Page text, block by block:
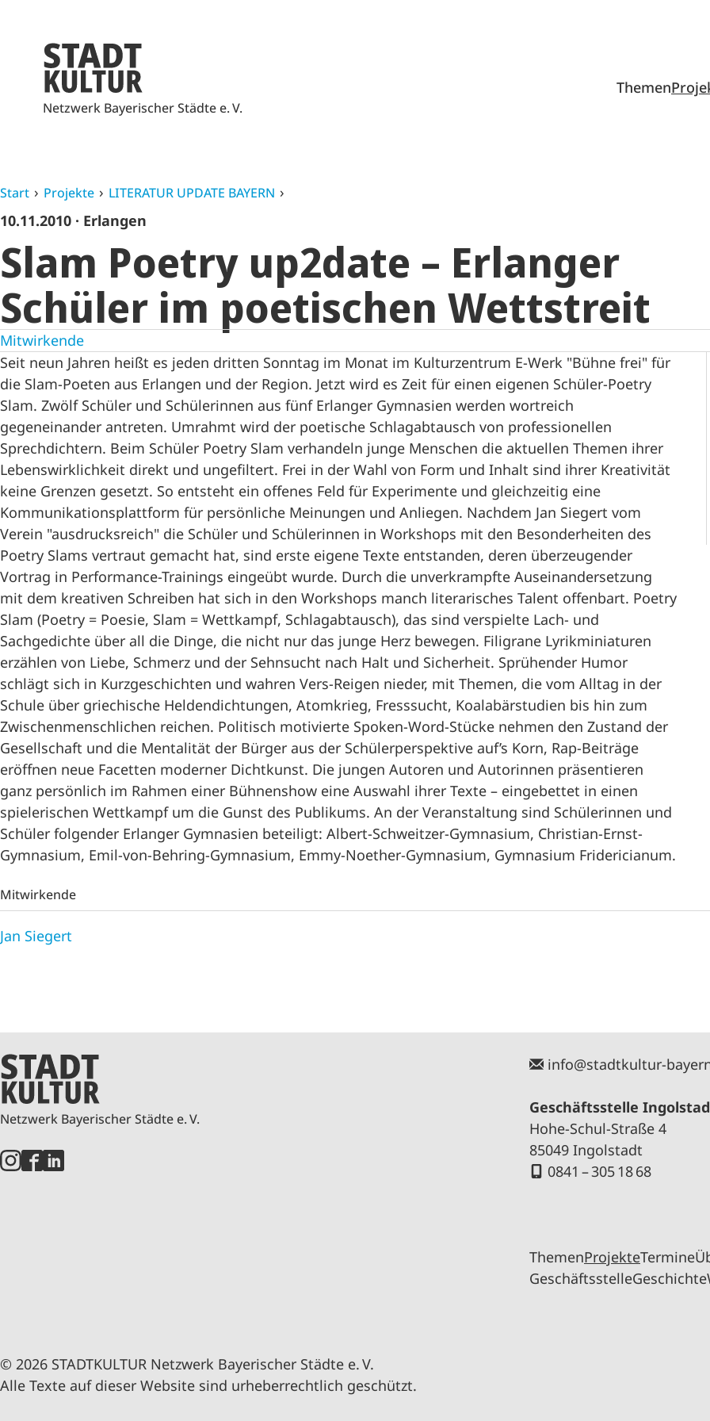
Netzwerk Bayerischer Städte e. V.
Themen
Start Projekte LITERATUR UPDATE BAYERN
10.11.2010 · Erlangen
Slam Poetry up2date – Erlanger
Schüler im poetischen Wettstreit
Mitwirkende
Seit neun Jahren heißt es jeden dritten Sonntag im Monat im Kulturzentrum E-Werk "Bühne frei" für
die Slam-Poeten aus Erlangen und der Region. Jetzt wird es Zeit für einen eigenen Schüler-Poetry
Slam. Zwölf Schüler und Schülerinnen aus fünf Erlanger Gymnasien werden wortreich
gegeneinander antreten. Umrahmt wird der poetische Schlagabtausch von professionellen
Sprechdichtern. Beim Schüler Poetry Slam verhandeln junge Menschen die aktuellen Themen ihrer
Lebenswirklichkeit direkt und ungefiltert. Frei in der Wahl von Form und Inhalt sind ihrer Kreativität
keine Grenzen gesetzt. So entsteht ein offenes Feld für Experimente und gleichzeitig eine
Kommunikationsplattform für persönliche Meinungen und Anliegen. Nachdem Jan Siegert vom
Verein "ausdrucksreich" die Schüler und Schülerinnen in Workshops mit den Besonderheiten des
Poetry Slams vertraut gemacht hat, sind erste eigene Texte entstanden, deren überzeugender
Vortrag in Performance-Trainings eingeübt wurde. Durch die unverkrampfte Auseinandersetzung
mit dem kreativen Schreiben hat sich in den Workshops manch literarisches Talent offenbart. Poetry
Slam (Poetry = Poesie, Slam = Wettkampf, Schlagabtausch), das sind verspielte Lach- und
Sachgedichte über all die Dinge, die nicht nur das junge Herz bewegen. Filigrane Lyrikminiaturen
erzählen von Liebe, Schmerz und der Sehnsucht nach Halt und Sicherheit. Sprühender Humor
schlägt sich in Kurzgeschichten und wahren Vers-Reigen nieder, mit Themen, die vom Alltag in der
Schule über griechische Heldendichtungen, Atomkrieg, Fresssucht, Koalabärstudien bis hin zum
Zwischenmenschlichen reichen. Politisch motivierte Spoken-Word-Stücke nehmen den Zustand der
Gesellschaft und die Mentalität der Bürger aus der Schülerperspektive auf’s Korn, Rap-Beiträge
eröffnen neue Facetten moderner Dichtkunst. Die jungen Autoren und Autorinnen präsentieren
ganz persönlich im Rahmen einer Bühnenshow eine Auswahl ihrer Texte – eingebettet in einen
spielerischen Wettkampf um die Gunst des Publikums. An der Veranstaltung sind Schülerinnen und
Schüler folgender Erlanger Gymnasien beteiligt: Albert-Schweitzer-Gymnasium, Christian-Ernst-
Gymnasium, Emil-von-Behring-Gymnasium, Emmy-Noether-Gymnasium, Gymnasium Fridericianum.
Mitwirkende
Jan Siegert
Netzwerk Bayerischer Städte e. V.
info@stadtkultur-
Geschäftsstelle
Hohe-Schul-Straße 4
85049 Ingolstadt
0841 – 305 18 68
ThemenProjekteTermine
GeschäftsstelleGeschichte
© 2026 STADTKULTUR Netzwerk Bayerischer Städte e. V.
Alle Texte auf dieser Website sind urheberrechtlich geschützt.